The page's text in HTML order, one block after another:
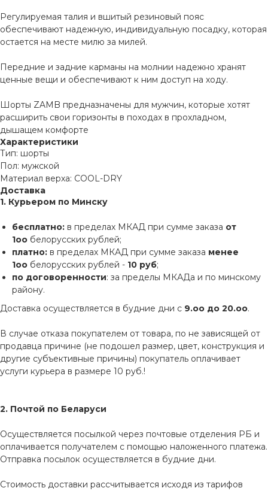
Регулируемая талия и вшитый резиновый пояс
обеспечивают надежную, индивидуальную посадку, которая
остается на месте милю за милей.
Передние и задние карманы на молнии надежно хранят
ценные вещи и обеспечивают к ним доступ на ходу.
Шорты ZAMB предназначены для мужчин, которые хотят
расширить свои горизонты в походах в прохладном,
дышащем комфорте
Характеристики
Тип: шорты
Пол: мужской
Материал верха: COOL-DRY
Доставка
1. Курьером по Минску
бесплатно: в пределах МКАД при сумме заказа от
1оо белорусских рублей;
платно: в пределах МКАД при сумме заказа менее
1оо белорусских рублей - 10 руб;
по договоренности: за пределы МКАДа и по минскому
району.
Доставка осуществляется в будние дни с 9.оо до 20.оо.
В случае отказа покупателем от товара, по не зависящей от
продавца причине (не подошел размер, цвет, конструкция и
другие субъективные причины) покупатель оплачивает
услуги курьера в размере 10 руб.!
2. Почтой по Беларуси
Осуществляется посылкой через почтовые отделения РБ и
оплачивается получателем с помощью наложенного платежа.
Отправка посылок осуществляется в будние дни.
Стоимость доставки рассчитывается исходя из тарифов